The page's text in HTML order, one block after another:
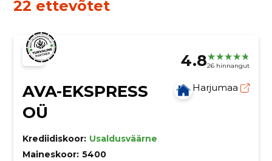
22 ettevõtet
4.826 hinnangut
AVA-EKSPRESS
OÜ
Harjumaa
Krediidiskoor: Usaldusväärne
Maineskoor: 5400